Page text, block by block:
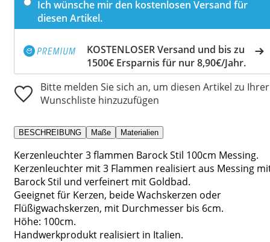
Ich wünsche mir den kostenlosen Versand für
diesen Artikel.
KOSTENLOSER Versand und bis zu
1500€ Ersparnis für nur 8,90€/Jahr.
Bitte melden Sie sich an, um diesen Artikel zu Ihrer
Wunschliste hinzuzufügen
BESCHREIBUNG Maße Materialien
Kerzenleuchter 3 flammen Barock Stil 100cm Messing.
Kerzenleuchter mit 3 Flammen realisiert aus Messing
Barock Stil und verfeinert mit Goldbad.
Geeignet für Kerzen, beide Wachskerzen oder
Flüßigwachskerzen, mit Durchmesser bis 6cm.
Höhe: 100cm.
Handwerkprodukt realisiert in Italien.